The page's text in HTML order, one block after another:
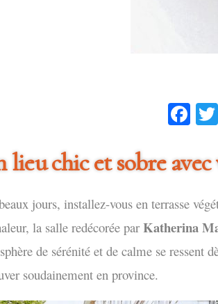
lieu chic et sobre
jours, installez-vous en terrasse
la salle redécorée par Katherina
de sérénité et de calme se
soudainement en province.